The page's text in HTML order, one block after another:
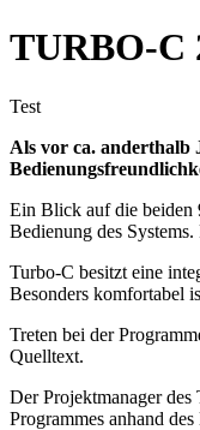
TURBO-C
Test
Als vor ca. anderthalb
Ein Blick auf die beiden
Bedienung des
Turbo-C besitzt eine
Besonders komfortabel
Treten bei der
Quelltext.
Der Projektmanager
Programmes anhand